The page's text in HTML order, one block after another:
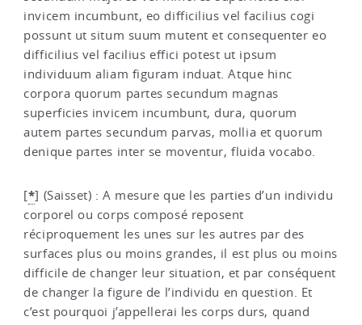
invicem incumbunt, eo difficilius vel facilius cogi
possunt ut situm suum mutent et consequenter eo
difficilius vel facilius effici potest ut ipsum
individuum aliam figuram induat. Atque hinc
corpora quorum partes secundum magnas
superficies invicem incumbunt, dura, quorum
autem partes secundum parvas, mollia et quorum
denique partes inter se moventur, fluida vocabo.
[*] (Saisset) : A mesure que les parties d’un individu
corporel ou corps composé reposent
réciproquement les unes sur les autres par des
surfaces plus ou moins grandes, il est plus ou moins
difficile de changer leur situation, et par conséquent
de changer la figure de l’individu en question. Et
c’est pourquoi j’appellerai les corps durs, quand